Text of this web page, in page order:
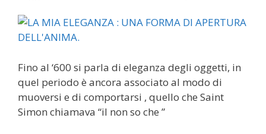
Fino al ‘600 si parla di eleganza degli oggetti, in
quel periodo è ancora associato al modo di
muoversi e di comportarsi , quello che Saint
Simon chiamava “il non so che ”